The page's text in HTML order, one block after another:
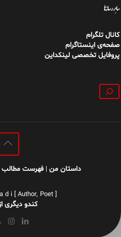
سایر رسانه‌ها
کانال تلگرام
صفحه‌ی اینستاگرام
پروفایل تخصصی لینکداین
جستجو
داستان من |فهرست مطالب
d i [ Author, Poet ]
کندو دیگری